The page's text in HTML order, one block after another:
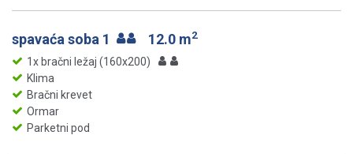
spavaća soba 1 12.0 m2
1x bračni ležaj (160x200)
Klima
Bračni krevet
Ormar
Parketni pod